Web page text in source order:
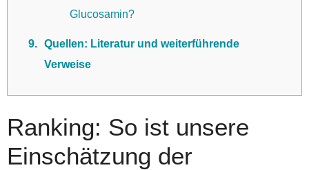
Glucosamin?
9
Quellen: Literatur und weiterführende
Verweise
Ranking: So ist unsere
Einschätzung der